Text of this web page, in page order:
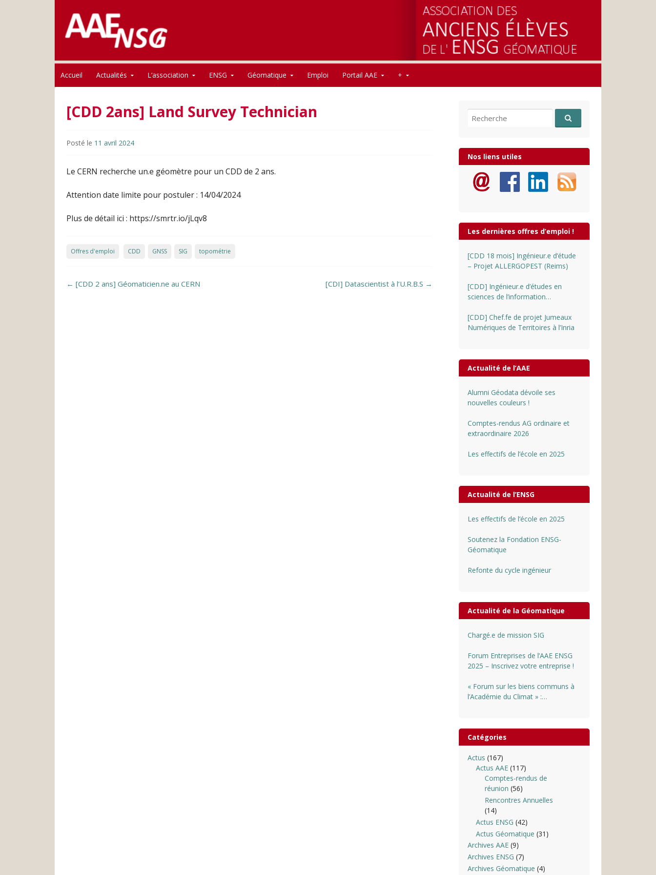
AAE-ENSG
Accueil Actualités L’association ENSG Géomatique Emploi Portail AAE +
[CDD 2ans] Land Survey Technician
Posté le 11 avril 2024
Le CERN recherche un.e géomètre pour un CDD de 2 ans.
Attention date limite pour postuler : 14/04/2024
Plus de détail ici : https://smrtr.io/jLqv8
Offres d'emploi CDD GNSS SIG topométrie
Post navigation
← [CDD 2 ans] Géomaticien.ne au CERN [CDI] Datascientist à l’U.R.B.S →
Recherche pour:
Nos liens utiles
Les dernières offres d’emploi !
[CDD 18 mois] Ingénieur.e d’étude
– Projet ALLERGOPEST (Reims)
[CDD] Ingénieur.e d’études en
sciences de l’information
[CDD] Chef.fe de projet Jumeaux
Numériques de Territoires à l’Inria
Actualité de l’AAE
Alumni Géodata dévoile ses
nouvelles couleurs !
Comptes-rendus AG ordinaire et
extraordinaire 2026
Les effectifs de l’école en 2025
Actualité de l’ENSG
Les effectifs de l’école en 2025
Soutenez la Fondation ENSG-
Géomatique
Refonte du cycle ingénieur
Actualité de la Géomatique
Chargé.e de mission SIG
Forum Entreprises de l’AAE ENSG
2025 – Inscrivez votre entreprise !
« Forum sur les biens communs à
l’Académie du Climat » :
Catégories
Actus (167)
Actus AAE (117)
Comptes-rendus de
réunion (56)
Rencontres Annuelles
(14)
Actus ENSG (42)
Actus Géomatique (31)
Archives AAE(9)
Archives ENSG (7)
Archives Géomatique (4)